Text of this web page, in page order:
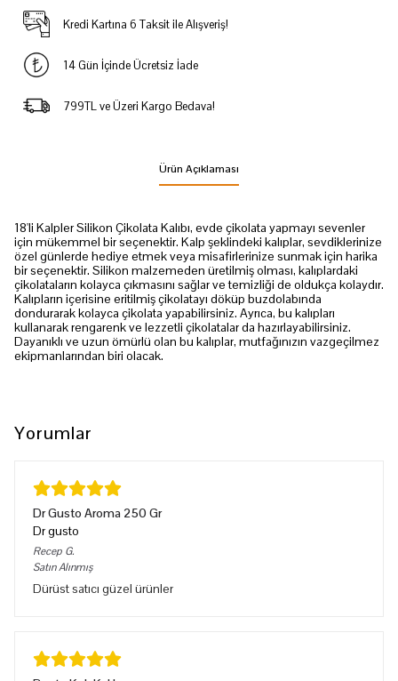
Kredi Kartına 6 Taksit ile Alışveriş!
14 Gün İçinde Ücretsiz İade
799TL ve Üzeri Kargo Bedava!
Ürün Açıklaması
18'li Kalpler Silikon Çikolata Kalıbı, evde çikolata yapmayı sevenler
için mükemmel bir seçenektir. Kalp şeklindeki kalıplar, sevdiklerinize
özel günlerde hediye etmek veya misafirlerinize sunmak için harika
bir seçenektir. Silikon malzemeden üretilmiş olması, kalıplardaki
çikolataların kolayca çıkmasını sağlar ve temizliği de oldukça kolaydır.
Kalıpların içerisine eritilmiş çikolatayı döküp buzdolabında
dondurarak kolayca çikolata yapabilirsiniz. Ayrıca, bu kalıpları
kullanarak rengarenk ve lezzetli çikolatalar da hazırlayabilirsiniz.
Dayanıklı ve uzun ömürlü olan bu kalıplar, mutfağınızın vazgeçilmez
ekipmanlarından biri olacak.
Yorumlar
Dr Gusto Aroma 250 Gr
Dr gusto
Recep G.
Satın Alınmış
Dürüst satıcı güzel ürünler